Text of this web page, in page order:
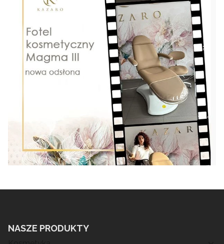
NASZE PRODUKTY